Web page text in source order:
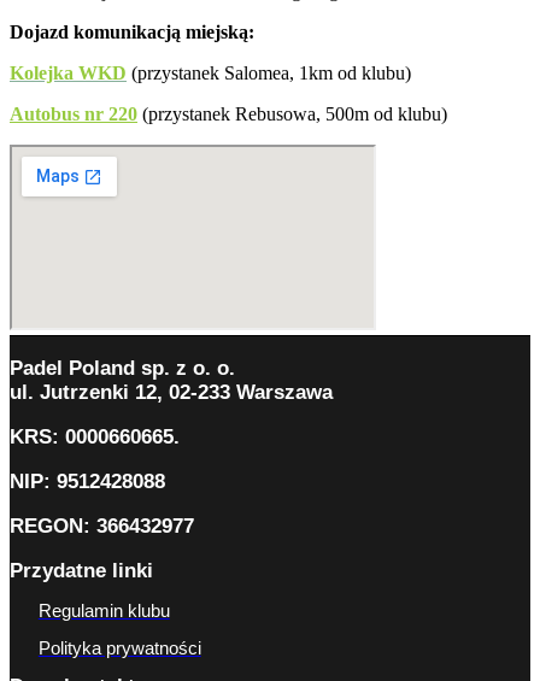
Dojazd komunikacją miejską:
Kolejka WKD (przystanek Salomea, 1km od klubu)
Autobus nr 220 (przystanek Rebusowa, 500m od klubu)
Padel Poland sp. z o. o.
ul. Jutrzenki 12, 02-233 Warszawa
KRS: 0000660665.
NIP: 9512428088
REGON: 366432977
Przydatne linki
Regulamin klubu
Polityka prywatności